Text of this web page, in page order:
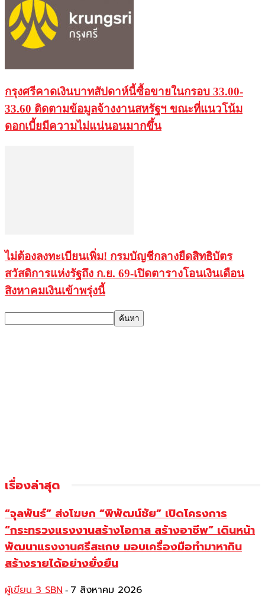
กรุงศรีคาดเงินบาทสัปดาห์นี้ซื้อขายในกรอบ 33.00-
33.60 ติดตามข้อมูลจ้างงานสหรัฐฯ ขณะที่แนวโน้ม
ดอกเบี้ยมีความไม่แน่นอนมากขึ้น
ไม่ต้องลงทะเบียนเพิ่ม! กรมบัญชีกลางยืดสิทธิบัตร
สวัสดิการแห่งรัฐถึง ก.ย. 69-เปิดตารางโอนเงินเดือน
สิงหาคมเงินเข้าพรุ่งนี้
เรื่องล่าสุด
“จุลพันธ์” ส่งโฆษก “พิพัฒน์ชัย” เปิดโครงการ
“กระทรวงแรงงานสร้างโอกาส สร้างอาชีพ” เดินหน้า
พัฒนาแรงงานศรีสะเกษ มอบเครื่องมือทำมาหากิน
สร้างรายได้อย่างยั่งยืน
ผู้เขียน 3 SBN - 7 สิงหาคม 2026